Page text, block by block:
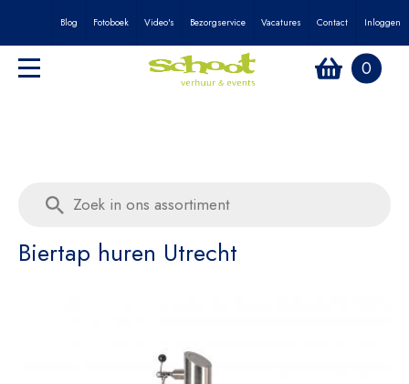
Blog Fotoboek Video's Bezorgservice Vacatures Contact Inloggen
0
Biertap huren Utrecht